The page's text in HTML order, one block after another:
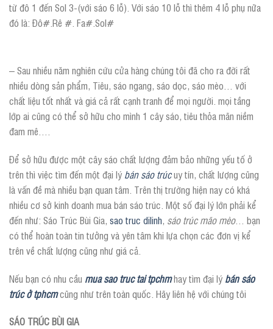
từ đô 1 đến Sol 3-(với sáo 6 lỗ). Với sáo 10 lỗ thì thêm 4 lỗ phụ nữa
đó là: Đô#.Rê #. Fa#.Sol#
– Sau nhiều năm nghiên cứu cửa hàng chúng tôi đã cho ra đời rất
nhiều dòng sản phẩm, Tiêu, sáo ngang, sáo dọc, sáo mèo… với
chất liệu tốt nhất và giá cả rất cạnh tranh để mọi người. mọi tầng
lớp ai cũng có thể sở hữu cho mình 1 cây sáo, tiêu thỏa mãn niềm
đam mê….
Để sở hữu được một cây sáo chất lượng đảm bảo những yếu tố ở
trên thì việc tìm đến một đại lý bán sáo trúcuy tín, chất lượng cũng
là vấn đề mà nhiều bạn quan tâm. Trên thị trường hiện nay có khá
nhiều cơ sở kinh doanh mua bán sáo trúc. Một số đại lý lớn phải kể
đến như: Sáo Trúc Bùi Gia, sao truc dilinh, sáo trúc mão mèo… bạn
có thể hoàn toàn tin tưởng và yên tâm khi lựa chọn các đơn vị kể
trên về chất lượng cũng như giá cả.
Nếu bạn có nhu cầu mua sao truc tai tpchmhay tìm đại lý bán sáo
trúc ở tphcmcũng như trên toàn quốc. Hãy liên hệ với chúng tôi
SÁO TRÚC BÙI GIA